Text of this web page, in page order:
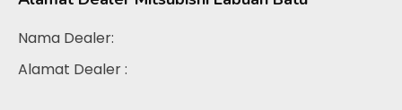
Nama Dealer:
Alamat Dealer :